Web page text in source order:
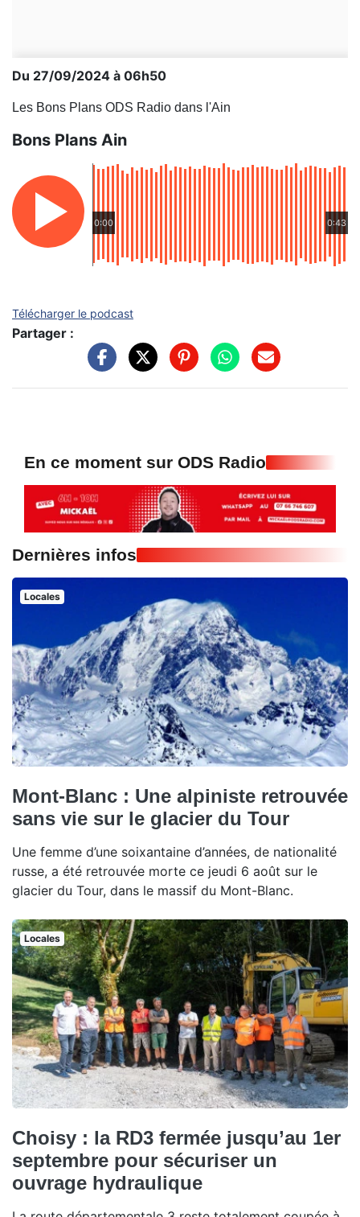
Du 27/09/2024 à 06h50
Les Bons Plans ODS Radio dans l'Ain
Bons Plans Ain
0:00 0:43
Télécharger le podcast
Partager :
En ce moment sur ODS Radio
Dernières infos
Locales
Mont-Blanc : Une alpiniste retrouvée
sans vie sur le glacier du Tour
Une femme d’une soixantaine d’années, de nationalité
russe, a été retrouvée morte ce jeudi 6 août sur le
glacier du Tour, dans le massif du Mont-Blanc.
Locales
Choisy : la RD3 fermée jusqu’au 1er
septembre pour sécuriser un
ouvrage hydraulique